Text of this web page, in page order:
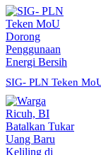
SIG- PLN Teken